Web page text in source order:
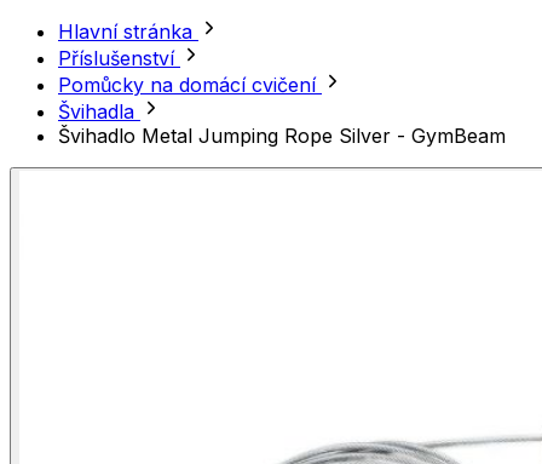
Hlavní stránka
Příslušenství
Pomůcky na domácí cvičení
Švihadla
Švihadlo Metal Jumping Rope Silver - GymBeam